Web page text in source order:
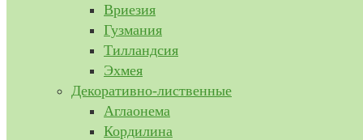
Вриезия
Гузмания
Тилландсия
Эхмея
Декоративно-лиственные
Аглаонема
Кордилина